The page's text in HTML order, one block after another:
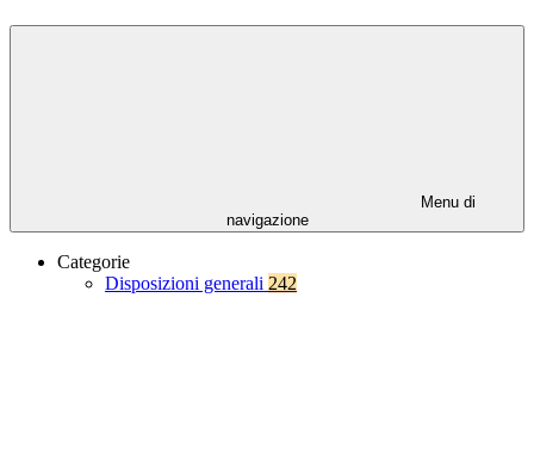
Menu di
navigazione
Categorie
Disposizioni generali 242